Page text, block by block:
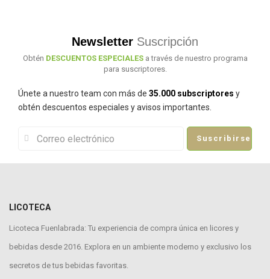
Newsletter Suscripción
Obtén DESCUENTOS ESPECIALES a través de nuestro programa
para suscriptores.
Únete a nuestro team con más de 35.000 subscriptores y
obtén descuentos especiales y avisos importantes.
Suscribirse
LICOTECA
Licoteca Fuenlabrada: Tu experiencia de compra única en licores y
bebidas desde 2016. Explora en un ambiente moderno y exclusivo los
secretos de tus bebidas favoritas.